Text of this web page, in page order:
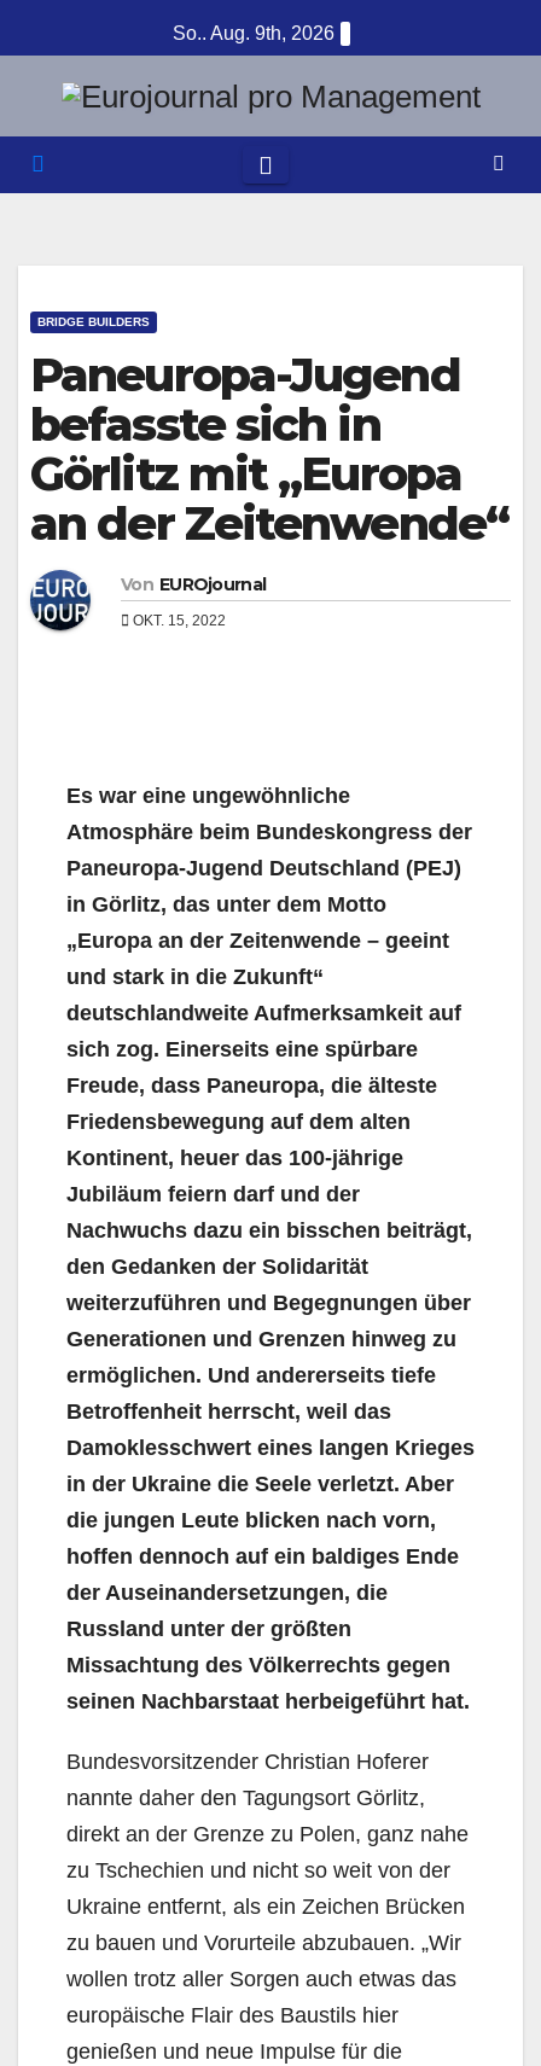
Inhalt
springen
So.. Aug. 9th, 2026
BRIDGE BUILDERS
Paneuropa-Jugend
befasste sich in
Görlitz mit „Europa
an der Zeitenwende“
Von EUROjournal
OKT. 15, 2022
Es war eine ungewöhnliche
Atmosphäre beim Bundeskongress der
Paneuropa-Jugend Deutschland (PEJ)
in Görlitz, das unter dem Motto
„Europa an der Zeitenwende – geeint
und stark in die Zukunft“
deutschlandweite Aufmerksamkeit auf
sich zog. Einerseits eine spürbare
Freude, dass Paneuropa, die älteste
Friedensbewegung auf dem alten
Kontinent, heuer das 100-jährige
Jubiläum feiern darf und der
Nachwuchs dazu ein bisschen beiträgt,
den Gedanken der Solidarität
weiterzuführen und Begegnungen über
Generationen und Grenzen hinweg zu
ermöglichen. Und andererseits tiefe
Betroffenheit herrscht, weil das
Damoklesschwert eines langen Krieges
in der Ukraine die Seele verletzt. Aber
die jungen Leute blicken nach vorn,
hoffen dennoch auf ein baldiges Ende
der Auseinandersetzungen, die
Russland unter der größten
Missachtung des Völkerrechts gegen
seinen Nachbarstaat herbeigeführt hat.
Bundesvorsitzender Christian Hoferer
nannte daher den Tagungsort Görlitz,
direkt an der Grenze zu Polen, ganz nahe
zu Tschechien und nicht so weit von der
Ukraine entfernt, als ein Zeichen Brücken
zu bauen und Vorurteile abzubauen. „Wir
wollen trotz aller Sorgen auch etwas das
europäische Flair des Baustils hier
genießen und neue Impulse für die